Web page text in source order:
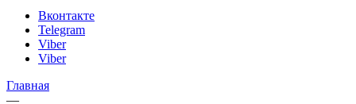
Вконтакте
Telegram
Viber
Viber
Главная
—